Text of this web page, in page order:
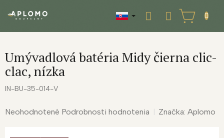
NÁKUPNÝ
KOŠÍK
Umývadlová batéria Midy čierna clic-
clac, nízka
IN-BU-35-014-V
Priemerné
Neohodnotené Podrobnosti hodnotenia Značka: Aplomo